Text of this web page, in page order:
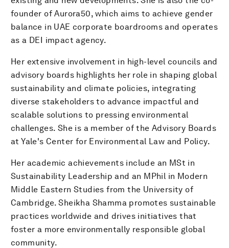
founder of Aurora50, which aims to achieve gender
balance in UAE corporate boardrooms and operates
as a DEI impact agency.
Her extensive involvement in high-level councils and
advisory boards highlights her role in shaping global
sustainability and climate policies, integrating
diverse stakeholders to advance impactful and
scalable solutions to pressing environmental
challenges. She is a member of the Advisory Boards
at Yale's Center for Environmental Law and Policy.
Her academic achievements include an MSt in
Sustainability Leadership and an MPhil in Modern
Middle Eastern Studies from the University of
Cambridge. Sheikha Shamma promotes sustainable
practices worldwide and drives initiatives that
foster a more environmentally responsible global
community.